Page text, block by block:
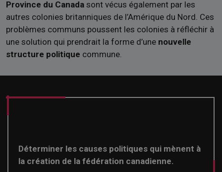
Province du Canada sont vécus également par les
autres colonies britanniques de l’Amérique du Nord. Ces
problèmes communs poussent les colonies à réfléchir à
une solution qui prendrait la forme d’une nouvelle
structure politique commune.
Déterminer les causes politiques qui mènent à
la création de la fédération canadienne.